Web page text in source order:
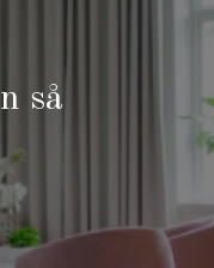
av sig
så